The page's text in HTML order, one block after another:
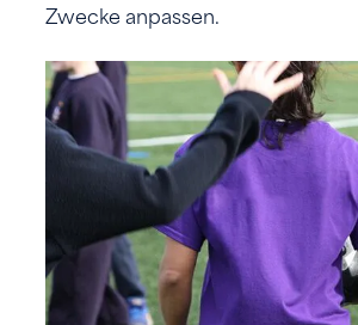
Zwecke anpassen.